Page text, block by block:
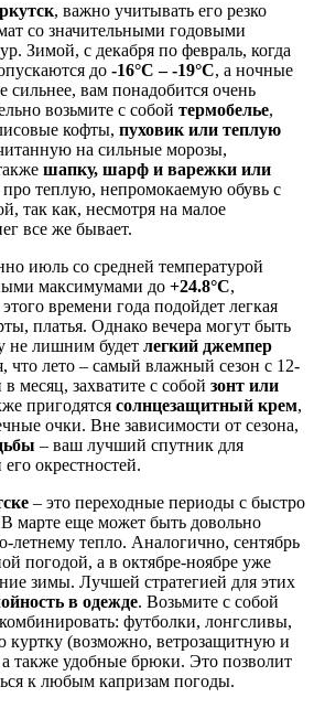
, важно учитывать его резко
со значительными годовыми
Зимой, с декабря по февраль, когда
до -16°C – -19°C, а ночные
вам понадобится очень
возьмите с собой термобелье,
кофты, пуховик или теплую
на сильные морозы,
шапку, шарф и варежки или
про теплую, непромокаемую обувь с
так как, несмотря на малое
все же бывает.
июль со средней температурой
максимумами до +24.8°C,
времени года подойдет легкая
платья. Однако вечера могут быть
не лишним будет легкий джемпер
что лето – самый влажный сезон с 12-
месяц, захватите с собой зонт или
пригодятся солнцезащитный крем,
очки. Вне зависимости от сезона,
– ваш лучший спутник для
окрестностей.
– это переходные периоды с быстро
марте еще может быть довольно
летнему тепло. Аналогично, сентябрь
погодой, а в октябре-ноябре уже
зимы. Лучшей стратегией для этих
в одежде. Возьмите с собой
футболки, лонгсливы,
куртку (возможно, ветрозащитную и
также удобные брюки. Это позволит
к любым капризам погоды.